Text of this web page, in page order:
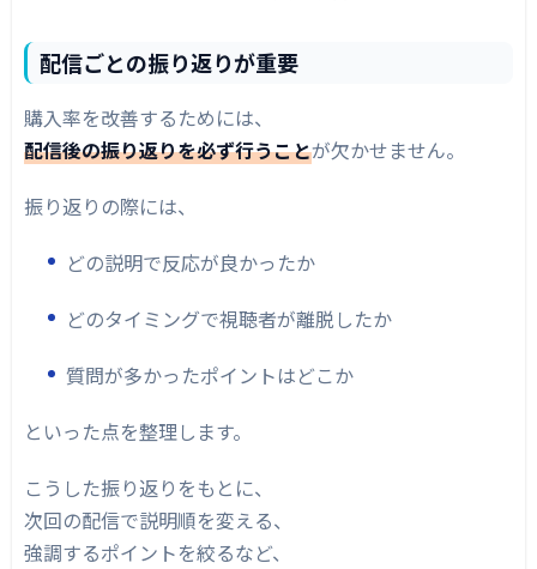
配信ごとの振り返りが重要
購入率を改善するためには、
配信後の振り返りを必ず行うことが欠かせません。
振り返りの際には、
どの説明で反応が良かったか
どのタイミングで視聴者が離脱したか
質問が多かったポイントはどこか
といった点を整理します。
こうした振り返りをもとに、
次回の配信で説明順を変える、
強調するポイントを絞るなど、